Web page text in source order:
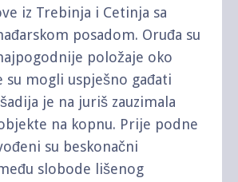
iz Trebinja i Cetinja sa
posadom. Oruđa su
položaje oko
su mogli uspješno gađati
je na juriš zauzimala
na kopnu. Prije podne
su beskonačni
slobode lišenog